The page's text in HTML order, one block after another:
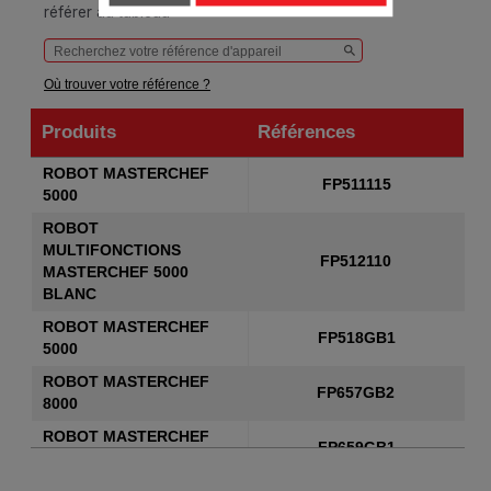
référer au tableau
Où trouver votre référence ?
Produits
Références
Produits
ROBOT MASTERCHEF
5000
FP511115
ROBOT
MULTIFONCTIONS
MASTERCHEF 5000
BLANC
FP512110
ROBOT MASTERCHEF
5000
FP518GB1
ROBOT MASTERCHEF
8000
FP657GB2
ROBOT MASTERCHEF
FP659GB1